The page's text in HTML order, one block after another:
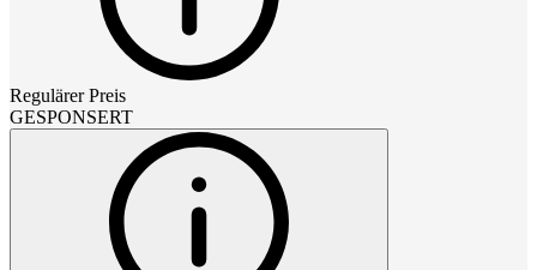
Regulärer Preis
GESPONSERT